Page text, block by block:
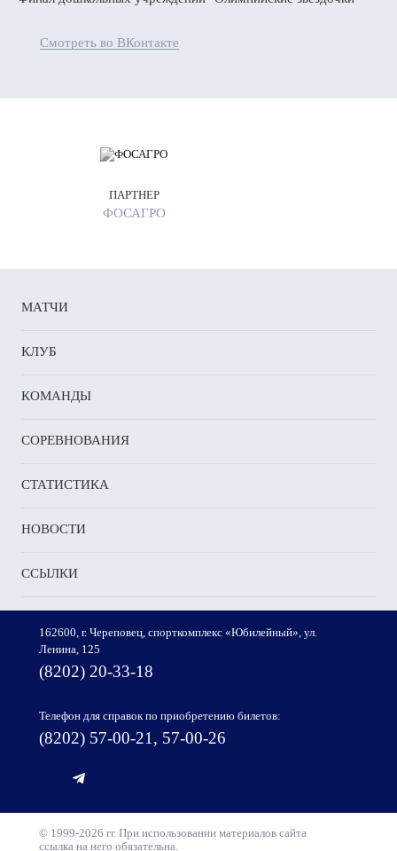
Смотреть во ВКонтакте
ПАРТНЕР
ФОСАГРО
МАТЧИ
КЛУБ
КОМАНДЫ
СОРЕВНОВАНИЯ
СТАТИСТИКА
НОВОСТИ
ССЫЛКИ
162600, г. Череповец, спорткомплекс «Юбилейный», ул.
Ленина, 125
(8202) 20-33-18
Телефон для справок по приобретению билетов:
(8202) 57-00-21, 57-00-26
© 1999-2026 гг. При использовании материалов сайта
ссылка на него обязательна.